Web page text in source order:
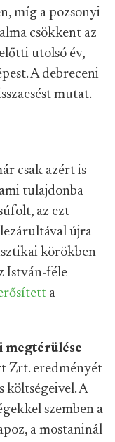
míg a pozsonyi
csökkent az
utolsó év,
A debreceni
mutat.
csak azért is
tulajdonba
az ezt
újra
körökben
István-féle
a
megtérülése
Zrt. eredményét
költségeivel. A
szemben a
a mostaninál